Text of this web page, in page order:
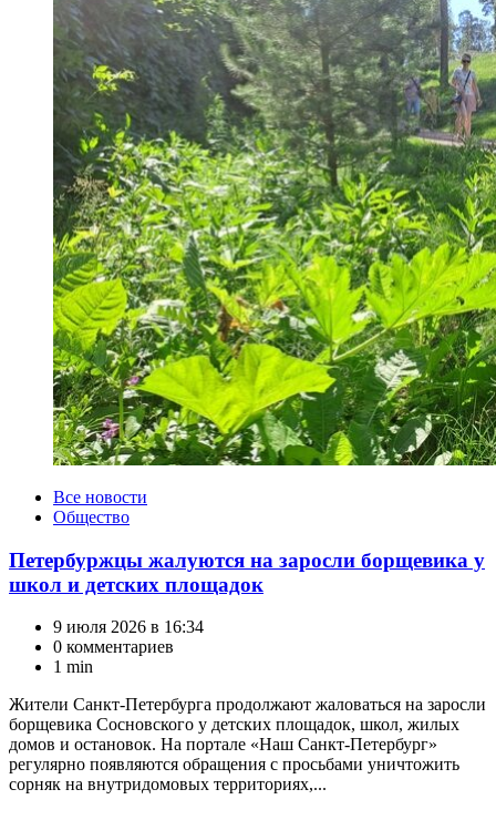
КатегорииВсе новости
Общество
Петербуржцы жалуются на заросли борщевика у
школ и детских площадок
9 июля 2026 в 16:34
0 комментариев
1 min
Жители Санкт-Петербурга продолжают жаловаться на заросли
борщевика Сосновского у детских площадок, школ, жилых
домов и остановок. На портале «Наш Санкт-Петербург»
регулярно появляются обращения с просьбами уничтожить
сорняк на внутридомовых территориях,...